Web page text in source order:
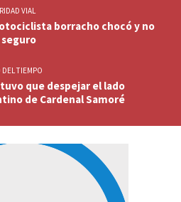
VIAL
borracho chocó y no
DEL TIEMPO
que despejar el lado
de Cardenal Samoré